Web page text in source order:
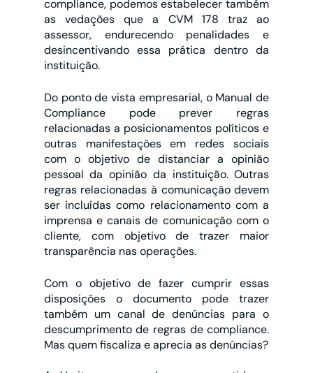
compliance, podemos estabelecer também
as vedações que a CVM 178 traz ao
assessor, endurecendo penalidades e
desincentivando essa prática dentro da
instituição.
Do ponto de vista empresarial, o Manual de
Compliance pode prever regras
relacionadas a posicionamentos políticos e
outras manifestações em redes sociais
com o objetivo de distanciar a opinião
pessoal da opinião da instituição. Outras
regras relacionadas à comunicação devem
ser incluídas como relacionamento com a
imprensa e canais de comunicação com o
cliente, com objetivo de trazer maior
transparência nas operações.
Com o objetivo de fazer cumprir essas
disposições o documento pode trazer
também um canal de denúncias para o
descumprimento de regras de compliance.
Mas quem fiscaliza e aprecia as denúncias?